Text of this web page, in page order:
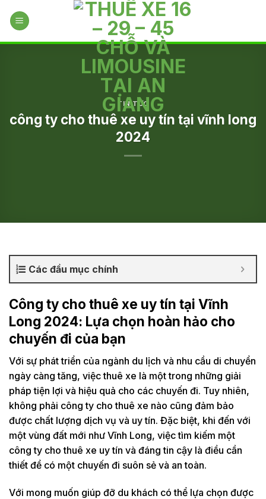
TIN TỨC
công ty cho thuê xe uy tín tại vĩnh long
2024
Các đầu mục chính
Công ty cho thuê xe uy tín tại Vĩnh
Long 2024: Lựa chọn hoàn hảo cho
chuyến đi của bạn
Với sự phát triển của ngành du lịch và nhu cầu di chuyển
ngày càng tăng, việc thuê xe là một trong những giải
pháp tiện lợi và hiệu quả cho các chuyến đi. Tuy nhiên,
không phải công ty cho thuê xe nào cũng đảm bảo
được chất lượng dịch vụ và uy tín. Đặc biệt, khi đến với
một vùng đất mới như Vĩnh Long, việc tìm kiếm một
công ty cho thuê xe uy tín và đáng tin cậy là điều cần
thiết để có một chuyến đi suôn sẻ và an toàn.
Với mong muốn giúp đỡ du khách có thể lựa chọn được